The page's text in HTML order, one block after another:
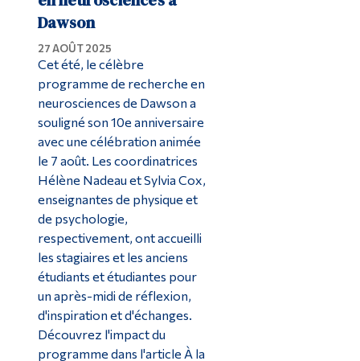
Dawson
27 AOÛT 2025
Cet été, le célèbre
programme de recherche en
neurosciences de Dawson a
souligné son 10e anniversaire
avec une célébration animée
le 7 août. Les coordinatrices
Hélène Nadeau et Sylvia Cox,
enseignantes de physique et
de psychologie,
respectivement, ont accueilli
les stagiaires et les anciens
étudiants et étudiantes pour
un après-midi de réflexion,
d'inspiration et d'échanges.
Découvrez l'impact du
programme dans l'article À la